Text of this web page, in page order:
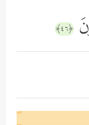
﴿٤٦﴾